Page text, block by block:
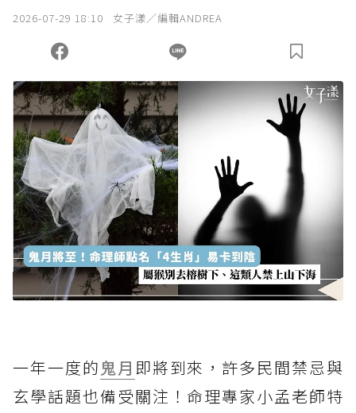
2026-07-29 18:10 女子漾／編輯ANDREA
一年一度的 鬼月 即將到來，許多民間禁忌與
玄學話題也備受關注！命理專家小孟老師特